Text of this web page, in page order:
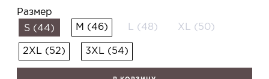
Размер
S (44)
M (46) L (48) XL (50)
2XL (52) 3XL (54)